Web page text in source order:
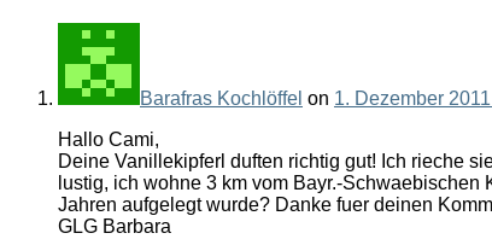
Barafras Kochlöffel on 1. Dezember
Hallo Cami,
Deine Vanillekipferl duften richtig gut! Ich rieche
lustig, ich wohne 3 km vom Bayr.-
Jahren aufgelegt wurde? Danke fuer deinen
GLG Barbara